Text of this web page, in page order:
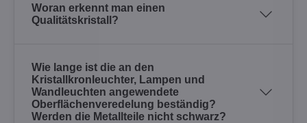
Woran erkennt man einen
Qualitätskristall?
Wie lange ist die an den
Kristallkronleuchter, Lampen und
Wandleuchten angewendete
Oberflächenveredelung beständig?
Werden die Metallteile nicht schwarz?